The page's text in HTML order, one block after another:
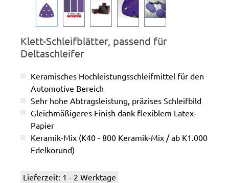
Klett-Schleifblätter, passend für
Deltaschleifer
Keramisches Hochleistungsschleifmittel für den
Automotive Bereich
Sehr hohe Abtragsleistung, präzises Schleifbild
Gleichmäßigeres Finish dank flexiblem Latex-
Papier
Keramik-Mix (K40 - 800 Keramik-Mix / ab K1.000
Edelkorund)
Lieferzeit: 1 - 2 Werktage